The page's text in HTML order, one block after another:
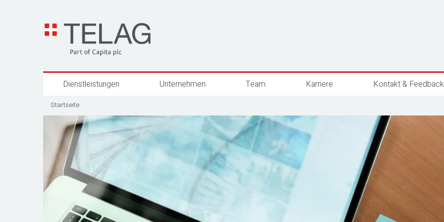
Dienstleistungen Unternehmen Team Karriere Kontakt & Feedback
Startseite